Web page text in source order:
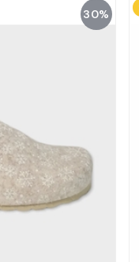
30%